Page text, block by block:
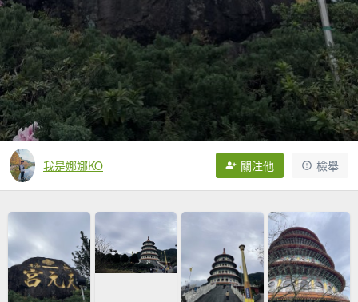
我是娜娜KO 關注他 檢舉